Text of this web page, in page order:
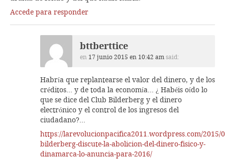
Accede para responder
bttberttice
en 17 junio 2015 en 10:42 am said:
Habría que replantearse el valor del dinero, y de los
créditos… y de toda la economía… ¿ Habéis oído lo
que se dice del Club Bilderberg y el dinero
electrónico y el control de los ingresos del
ciudadano?…
https://larevolucionpacifica2011.wordpress.com/2015/
bilderberg-discute-la-abolicion-del-dinero-fisico-y-
dinamarca-lo-anuncia-para-2016/